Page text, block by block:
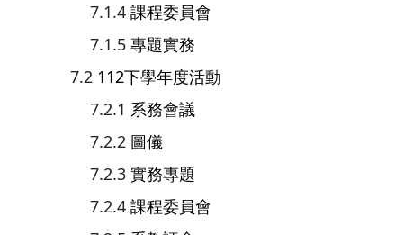
課程委員會
專題實務
112下學年度活動
系務會議
圖儀
實務專題
課程委員會